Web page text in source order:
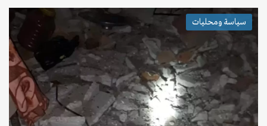
سياسة ومحليات